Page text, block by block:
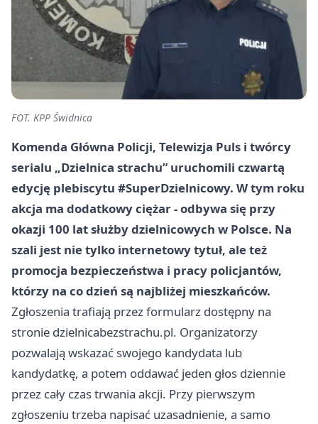
FOT. KPP Świdnica
Komenda Główna Policji, Telewizja Puls i twórcy
serialu „Dzielnica strachu” uruchomili czwartą
edycję plebiscytu #SuperDzielnicowy. W tym roku
akcja ma dodatkowy ciężar - odbywa się przy
okazji 100 lat służby dzielnicowych w Polsce. Na
szali jest nie tylko internetowy tytuł, ale też
promocja bezpieczeństwa i pracy policjantów,
którzy na co dzień są najbliżej mieszkańców.
Zgłoszenia trafiają przez formularz dostępny na
stronie dzielnicabezstrachu.pl. Organizatorzy
pozwalają wskazać swojego kandydata lub
kandydatkę, a potem oddawać jeden głos dziennie
przez cały czas trwania akcji. Przy pierwszym
zgłoszeniu trzeba napisać uzasadnienie, a samo